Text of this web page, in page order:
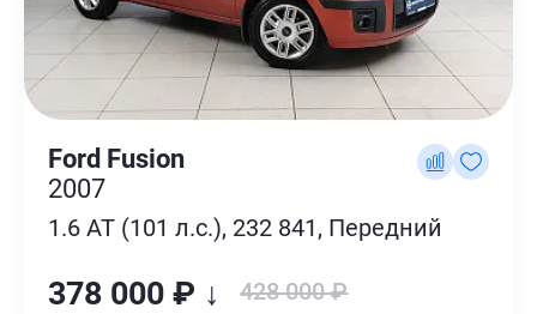
Ford Fusion
2007
1.6 AT (101 л.с.), 232 841, Передний
378 000 ₽ ↓ 428 000 ₽